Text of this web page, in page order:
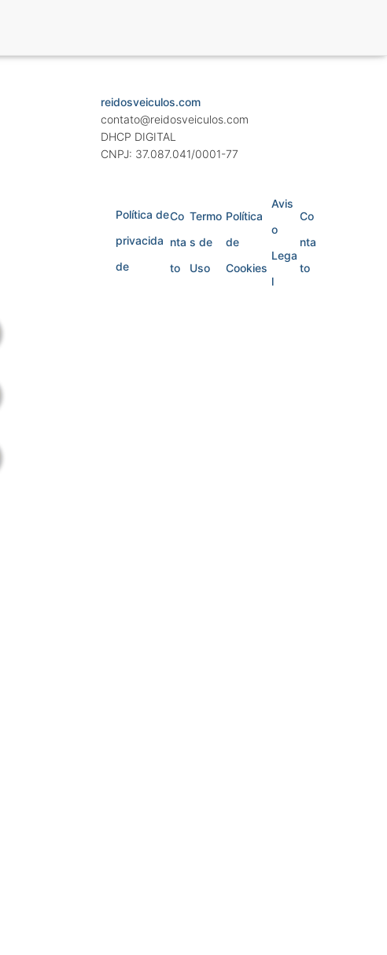
reidosveiculos.com
contato@reidosveiculos.com
DHCP DIGITAL
CNPJ: 37.087.041/0001-77
Política de
privacida
de
Co
nta
to
Termo
s de
Uso
Política
de
Cookies
Avis
o
Lega
l
Co
nta
to